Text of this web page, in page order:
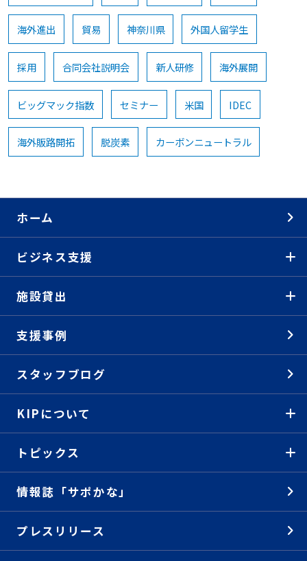
海外進出 貿易 神奈川県 外国人留学生
採用 合同会社説明会 新人研修 海外展開
ビッグマック指数 セミナー 米国 IDEC
海外販路開拓 脱炭素 カーボンニュートラル
ホーム
ビジネス支援
施設貸出
支援事例
スタッフブログ
KIPについて
トピックス
情報誌「サポかな」
プレスリリース